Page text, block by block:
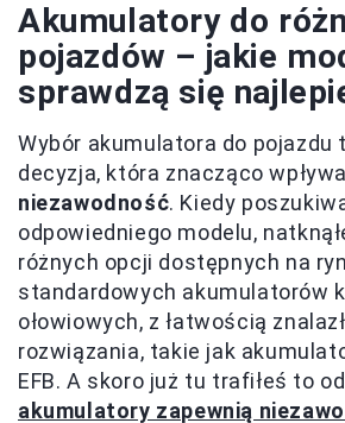
Akumulatory do
pojazdów – jakie
sprawdzą się
Wybór akumulatora do pojazdu
decyzja, która znacząco
niezawodność. Kiedy
odpowiedniego modelu,
różnych opcji dostępnych na
standardowych akumulatorów
ołowiowych, z łatwością
rozwiązania, takie jak
EFB. A skoro już tu trafiłeś to
akumulatory zapewnią